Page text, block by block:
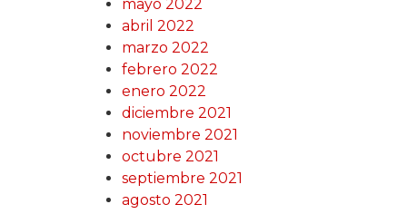
mayo 2022
abril 2022
marzo 2022
febrero 2022
enero 2022
diciembre 2021
noviembre 2021
octubre 2021
septiembre 2021
agosto 2021